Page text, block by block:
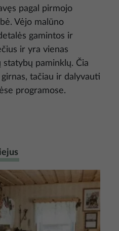
pagal pirmojo
Vėjo malūno
gamintos ir
ir yra vienas
paminklų. Čia
tačiau ir dalyvauti
programose.